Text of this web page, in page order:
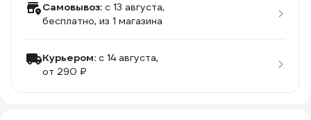
Самовывоз: c 13 августа,
бесплатно, из 1 магазина
Курьером: c 14 августа,
от 290 ₽